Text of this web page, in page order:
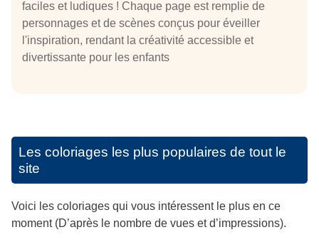
faciles et ludiques ! Chaque page est remplie de
personnages et de scènes conçus pour éveiller
l'inspiration, rendant la créativité accessible et
divertissante pour les enfants
Les coloriages les plus populaires de tout le
site
Voici les coloriages qui vous intéressent le plus en ce
moment (D’après le nombre de vues et d’impressions).